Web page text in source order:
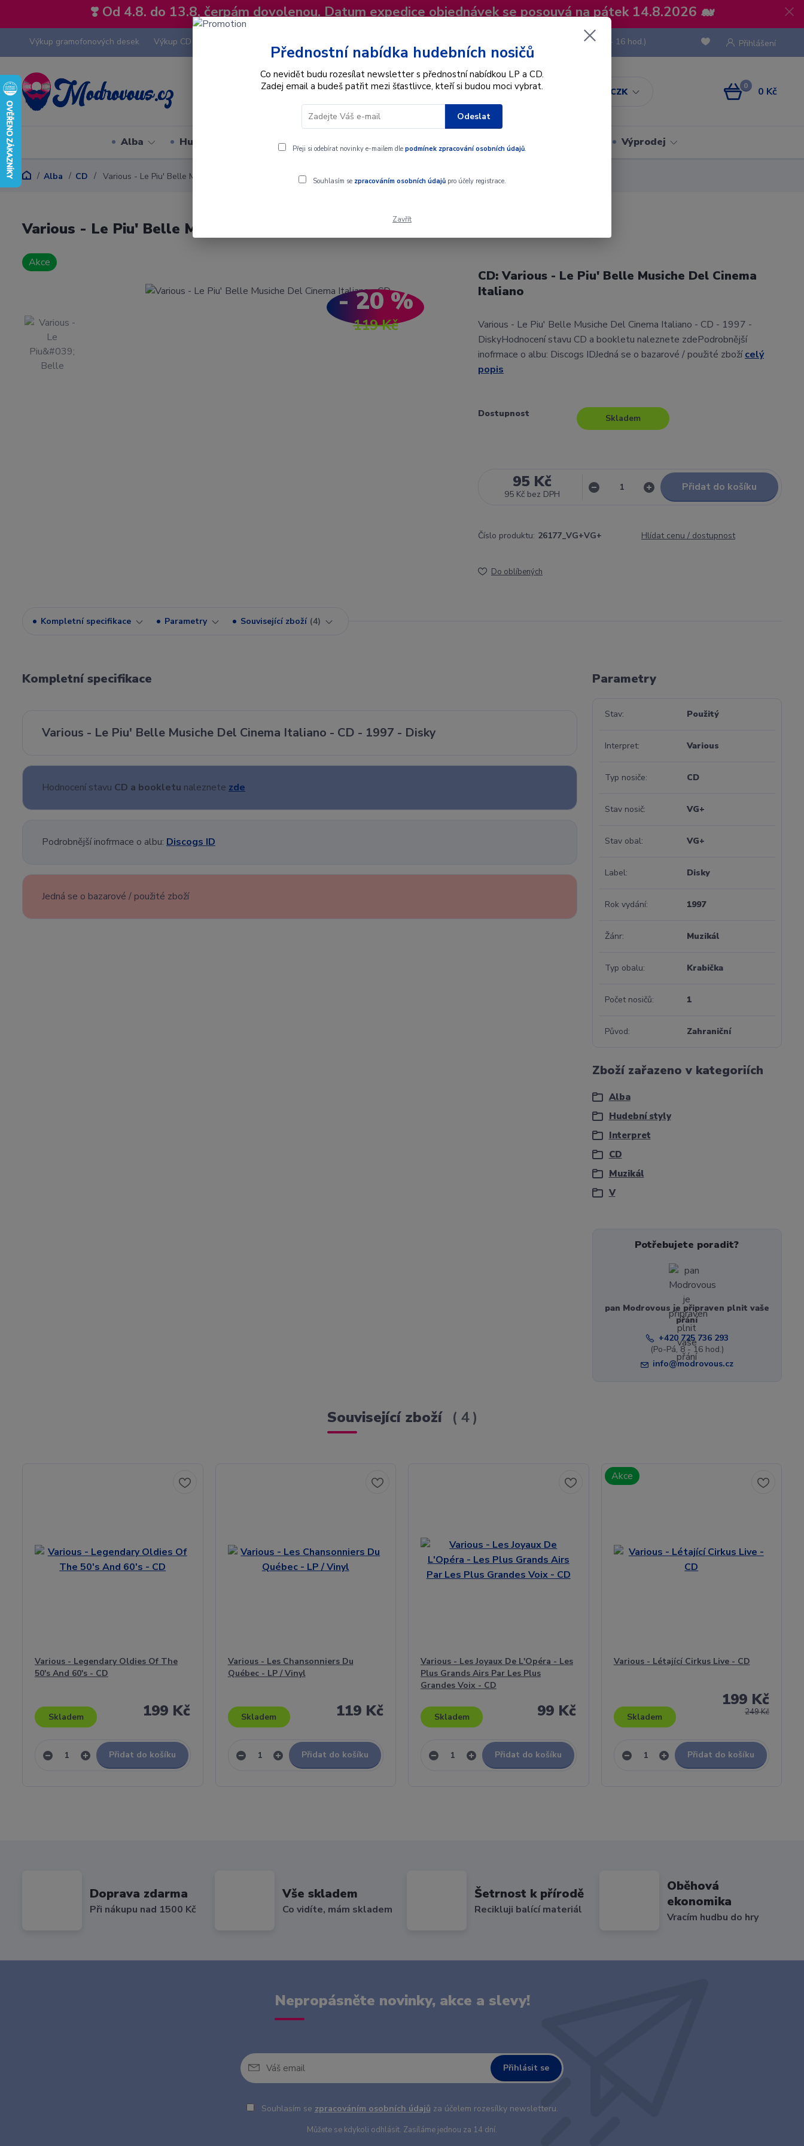
❣️ Od 4.8. do 13.8. čerpám dovolenou. Datum expedice objednávek se posouvá na pátek 14.8.2026 🐋
Výkup gramofonových desek Výkup CD
CZK
Přihlášení
Hledat
(Po-Pá, 8 - 16 hod.)
0 0 Kč
Alba Hudební styly Interpret Dárkové poukazy Výprodej
Alba CD Various - Le Piu' Belle Musiche Del Cinema Italiano - CD
Various - Le Piu' Belle Musiche Del Cinema Italiano - CD
Akce
119 Kč
- 20 %
CD: Various - Le Piu' Belle Musiche Del Cinema
Italiano
Various - Le Piu' Belle Musiche Del Cinema Italiano - CD - 1997 -
DiskyHodnocení stavu CD a bookletu naleznete zdePodrobnější
inofrmace o albu: Discogs IDJedná se o bazarové / použité zbožícelý
popis
Dostupnost Skladem
95 Kč
95 Kč bez DPH
Přidat do košíku
Číslo produktu: 26177_VG+VG+ Hlídat cenu / dostupnost
Do oblíbených
Kompletní specifikace Parametry Související zboží 4
Kompletní specifikace
Various - Le Piu' Belle Musiche Del Cinema Italiano - CD - 1997 - Disky
Hodnocení stavu CD a bookletu naleznete zde
Podrobnější inofrmace o albu: Discogs ID
Jedná se o bazarové / použité zboží
Parametry
Stav Použitý
Interpret Various
Typ nosiče CD
Stav nosič VG+
Stav obal VG+
Label Disky
Rok vydání 1997
Žánr Muzikál
Typ obalu Krabička
Počet nosičů 1
Původ Zahraniční
Zboží zařazeno v kategoriích
Alba
Hudební styly
Interpret
CD
Muzikál
V
Potřebujete poradit?
pan Modrovous je připraven plnit vaše
přání
+420 725 736 293
(Po-Pá, 8 - 16 hod.)
info@modrovous.cz
Související zboží 4
Various - Legendary Oldies Of The
50's And 60's - CD
199 Kč
Skladem
Přidat do košíku
Various - Les Chansonniers Du
Québec - LP / Vinyl
119 Kč
Skladem
Přidat do košíku
Various - Les Joyaux De L'Opéra - Les
Plus Grands Airs Par Les Plus
Grandes Voix - CD
99 Kč
Skladem
Přidat do košíku
Akce
Various - Létající Cirkus Live - CD
249 Kč
199 Kč
Skladem
Přidat do košíku
Doprava zdarma
Při nákupu nad 1500 Kč
Vše skladem
Co vidíte, mám skladem
Šetrnost k přírodě
Recikluji balící materiál
Oběhová
ekonomika
Vracím hudbu do hry
Nepropásněte novinky, akce a slevy!
Přihlásit se
Souhlasím se zpracováním osobních údajů za účelem rozesílky newsletteru.
Můžete se kdykoli odhlásit. Zasíláme jednou za 14 dní.
Přednostní nabídka hudebních nosičů
Co nevidět budu rozesílat newsletter s přednostní nabídkou LP a CD.
Zadej email a budeš patřit mezi šťastlivce, kteří si budou moci vybrat.
Odeslat
Přeji si odebírat novinky e-mailem dle podmínek zpracování osobních údajů.
Souhlasím se zpracováním osobních údajůpro účely registrace.
Zavřít